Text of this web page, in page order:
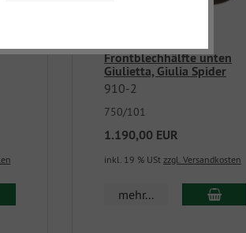
Frontblechhälfte unten
Giulietta, Giulia Spider
910-2
750/101
1.190,00 EUR
inkl. 19 % USt zzgl. Versandkosten
mehr...